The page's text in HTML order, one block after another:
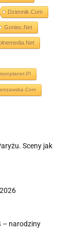
Dziennik.com
Goniec.net
Sceny jak
– narodziny